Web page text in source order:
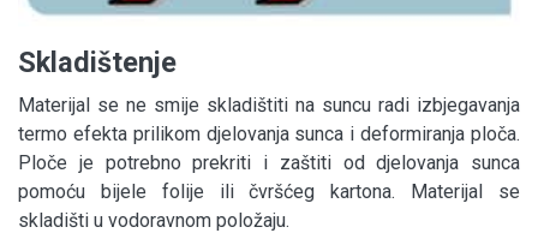
Skladištenje
Materijal se ne smije skladištiti na suncu radi izbjegavanja
termo efekta prilikom djelovanja sunca i deformiranja ploča.
Ploče je potrebno prekriti i zaštiti od djelovanja sunca
pomoću bijele folije ili čvršćeg kartona. Materijal se
skladišti u vodoravnom položaju.